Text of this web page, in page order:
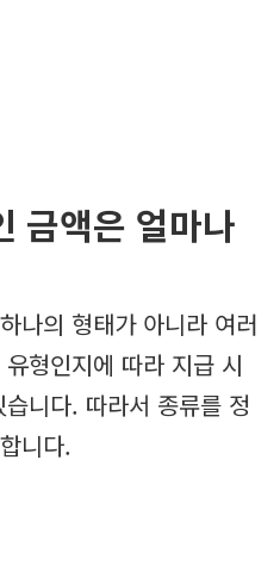
금액은 얼마나
나의 형태가 아니라 여러
형인지에 따라 지급 시
니다. 따라서 종류를 정
니다.